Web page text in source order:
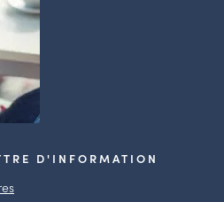
D'INFORMATION